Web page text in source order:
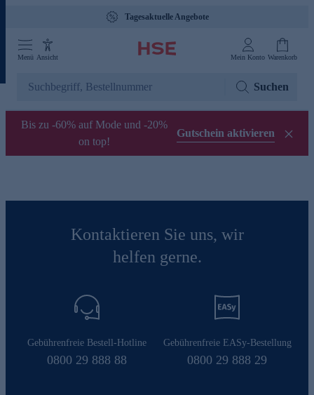
Tagesaktuelle Angebote
Menü Ansicht Mein Konto Warenkorb
Suchen
Bis zu -60% auf Mode und -20%
on top!
Gutschein aktivieren
Kontaktieren Sie uns, wir
helfen gerne.
Gebührenfreie Bestell-Hotline
0800 29 888 88
Gebührenfreie EASy-Bestellung
0800 29 888 29